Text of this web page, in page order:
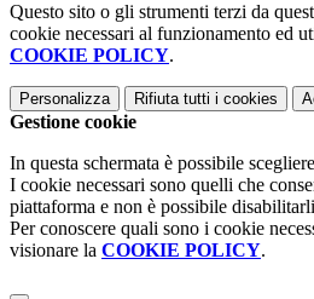
Questo sito o gli strumenti terzi da
cookie necessari al funzionamento ed
COOKIE POLICY.
Personalizza Rifiuta tutti i cookies
Gestione cookie
In questa schermata è possibile
I cookie necessari sono quelli che
piattaforma e non è possibile
Per conoscere quali sono i cookie
visionare la COOKIE POLICY.